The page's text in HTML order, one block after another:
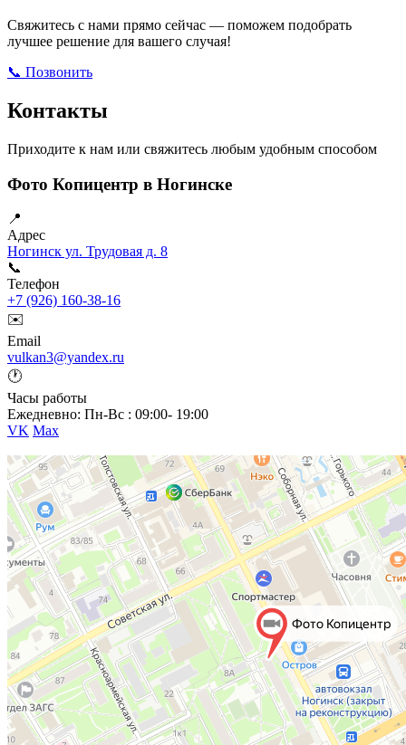
Свяжитесь с нами прямо сейчас — поможем подобрать
лучшее решение для вашего случая!
📞 Позвонить
Контакты
Приходите к нам или свяжитесь любым удобным способом
Фото Копицентр в Ногинске
📍
Адрес
Ногинск ул. Трудовая д. 8
📞
Телефон
+7 (926) 160-38-16
✉️
Email
vulkan3@yandex.ru
🕐
Часы работы
Ежедневно: Пн-Вс : 09:00- 19:00
VK Max